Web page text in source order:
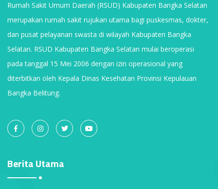
Rumah Sakit Umum Daerah (RSUD) Kabupaten Bangka Selatan
merupakan rumah sakit rujukan utama bagi puskesmas, dokter,
dan pusat pelayanan swasta di wilayah Kabupaten Bangka
Selatan. RSUD Kabupaten Bangka Selatan mulai beroperasi
pada tanggal 15 Mei 2006 dengan izin operasional yang
diterbitkan oleh Kepala Dinas Kesehatan Provinsi Kepulauan
Bangka Belitung.
Berita Utama